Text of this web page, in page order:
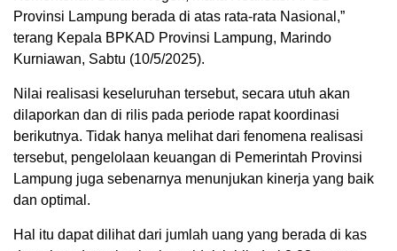
Provinsi Lampung berada di atas rata-rata Nasional,”
terang Kepala BPKAD Provinsi Lampung, Marindo
Kurniawan, Sabtu (10/5/2025).
Nilai realisasi keseluruhan tersebut, secara utuh akan
dilaporkan dan di rilis pada periode rapat koordinasi
berikutnya. Tidak hanya melihat dari fenomena realisasi
tersebut, pengelolaan keuangan di Pemerintah Provinsi
Lampung juga sebenarnya menunjukan kinerja yang baik
dan optimal.
Hal itu dapat dilihat dari jumlah uang yang berada di kas